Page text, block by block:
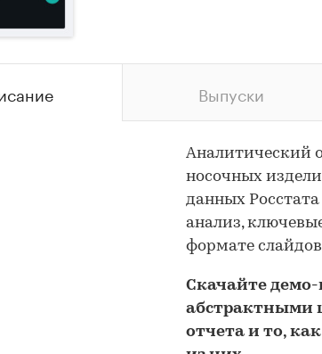
Выпуски
Аналитический
носочных
данных
анализ,
формате
Скачайте демо-
абстрактными
отчета и то,